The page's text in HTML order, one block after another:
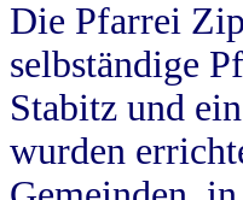
Die Pfarrei
selbständige
Stabitz und
wurden